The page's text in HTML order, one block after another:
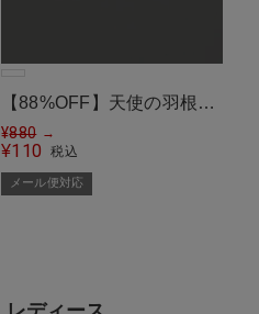
【88%OFF】天使の羽根ブ
ローチ/ボタン/バッジ/ウイ
ング/2個セット＜メール便
対応＞
¥880 →
¥110 税込
メール便対応